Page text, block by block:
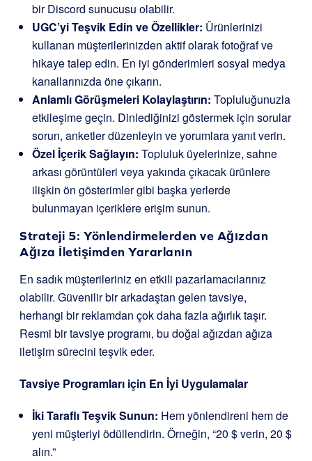
bir Discord sunucusu olabilir.
UGC’yi Teşvik Edin ve Özellikler: Ürünlerinizi
kullanan müşterilerinizden aktif olarak fotoğraf ve
hikaye talep edin. En iyi gönderimleri sosyal medya
kanallarınızda öne çıkarın.
Anlamlı Görüşmeleri Kolaylaştırın: Topluluğunuzla
etkileşime geçin. Dinlediğinizi göstermek için sorular
sorun, anketler düzenleyin ve yorumlara yanıt verin.
Özel İçerik Sağlayın: Topluluk üyelerinize, sahne
arkası görüntüleri veya yakında çıkacak ürünlere
ilişkin ön gösterimler gibi başka yerlerde
bulunmayan içeriklere erişim sunun.
Strateji 5: Yönlendirmelerden ve Ağızdan
Ağıza İletişimden Yararlanın
En sadık müşterileriniz en etkili pazarlamacılarınız
olabilir. Güvenilir bir arkadaştan gelen tavsiye,
herhangi bir reklamdan çok daha fazla ağırlık taşır.
Resmi bir tavsiye programı, bu doğal ağızdan ağıza
iletişim sürecini teşvik eder.
Tavsiye Programları için En İyi Uygulamalar
İki Taraflı Teşvik Sunun: Hem yönlendireni hem de
yeni müşteriyi ödüllendirin. Örneğin, “20 $ verin, 20 $
alın.”